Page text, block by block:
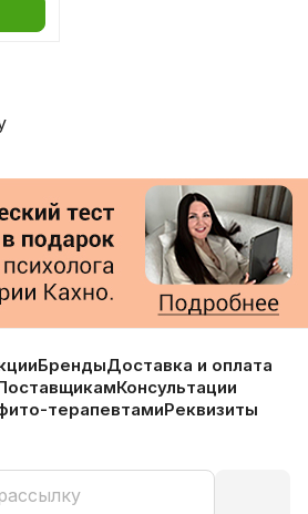
БрендыДоставка и оплата
Консультации
терапевтамиРеквизиты